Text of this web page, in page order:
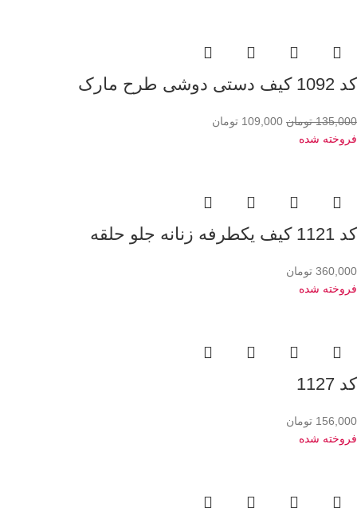
کد 1092 کیف دستی دوشی طرح مارک
135,000 تومان 109,000 تومان
فروخته شده
کد 1121 کیف یکطرفه زنانه جلو حلقه
360,000 تومان
فروخته شده
کد 1127
156,000 تومان
فروخته شده